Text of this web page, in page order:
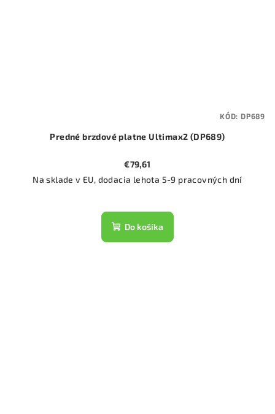
Predné brzdové platne Ultimax2 (DP689)
€79,61
Na sklade v EU, dodacia lehota 5-9 pracovných dní
Do košíka
KÓD: DP689